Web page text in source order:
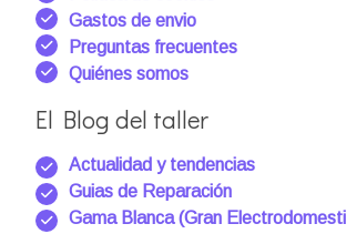
Gastos de envio
Preguntas frecuentes
Quiénes somos
El Blog del taller
Actualidad y tendencias
Guias de Reparación
Gama Blanca (Gran